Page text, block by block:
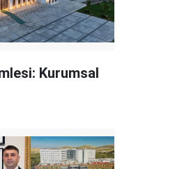
Kurumsal